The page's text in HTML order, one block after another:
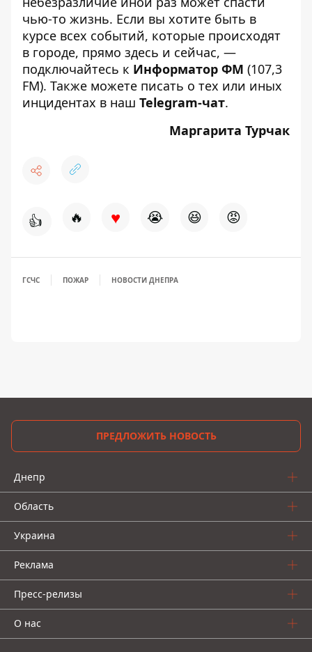
чью-то жизнь. Если вы хотите быть в
курсе всех событий, которые происходят
в городе, прямо здесь и сейчас, —
подключайтесь к Информатор ФМ (107,3
FM). Также можете писать о тех или иных
инцидентах в наш Telegram-чат.
Маргарита Турчак
👍 🔥 ♥ 😭 😆 😡
ГСЧС ПОЖАР НОВОСТИ ДНЕПРА
ПРЕДЛОЖИТЬ НОВОСТЬ
Днепр
Область
Украина
Реклама
Пресс-релизы
О нас